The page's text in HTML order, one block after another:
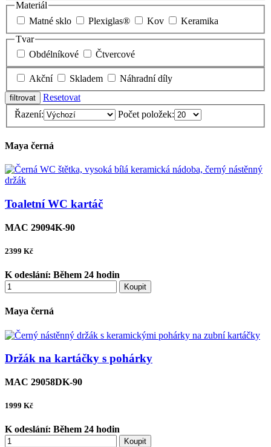
Materiál
Matné sklo
Plexiglas® Kov
Keramika
Tvar
Obdélníkové
Čtvercové
Akční Skladem
Náhradní díly
Resetovat
Řazení:
Počet položek:
Maya černá
Toaletní WC kartáč
MAC 29094K-90
2399 Kč
K odeslání: Během 24 hodin
Koupit
Maya černá
Držák na kartáčky s pohárky
MAC 29058DK-90
1999 Kč
K odeslání: Během 24 hodin
Koupit